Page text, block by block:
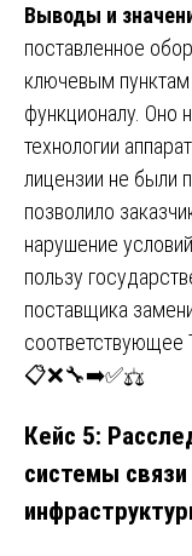
Выводы и
поставленное
ключевым пунктам
функционалу. Оно
технологии
лицензии не были
позволило
нарушение
пользу
поставщика
соответствующее
📋❌🔧➡️✅⚖️
Кейс 5:
системы